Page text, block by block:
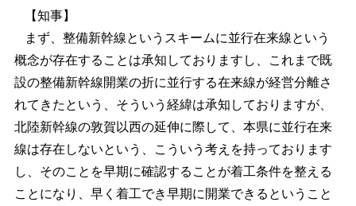
【知事】
まず、整備新幹線というスキームに並行在来線という
概念が存在することは承知しておりますし、これまで既
設の整備新幹線開業の折に並行する在来線が経営分離さ
れてきたという、そういう経緯は承知しておりますが、
北陸新幹線の敦賀以西の延伸に際して、本県に並行在来
線は存在しないという、こういう考えを持っております
し、そのことを早期に確認することが着工条件を整える
ことになり、早く着工でき早期に開業できるということ